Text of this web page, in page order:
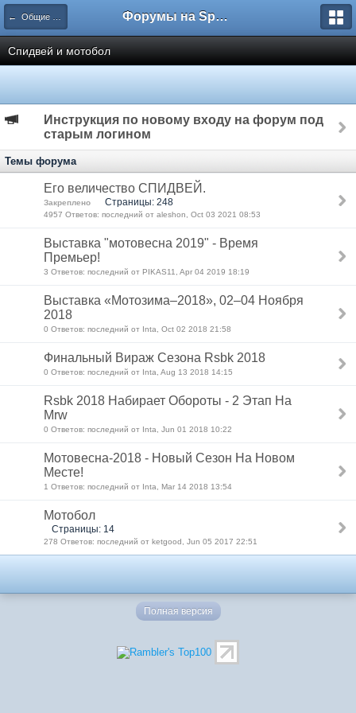
← Общие спортивные форумы Форумы на Sportbox.ru
Спидвей и мотобол
Инструкция по новому входу на форум под
старым логином
Темы форума
Его величество СПИДВЕЙ.
Закреплено Страницы: 248
4957 Ответов: последний от aleshon, Oct 03 2021 08:53
Выставка "мотовесна 2019" - Время
Премьер!
3 Ответов: последний от PIKAS11, Apr 04 2019 18:19
Выставка «Мотозима–2018», 02–04 Ноября
2018
0 Ответов: последний от Inta, Oct 02 2018 21:58
Финальный Вираж Сезона Rsbk 2018
0 Ответов: последний от Inta, Aug 13 2018 14:15
Rsbk 2018 Набирает Обороты - 2 Этап На
Mrw
0 Ответов: последний от Inta, Jun 01 2018 10:22
Мотовесна-2018 - Новый Сезон На Новом
Месте!
1 Ответов: последний от Inta, Mar 14 2018 13:54
Мотобол
Страницы: 14
278 Ответов: последний от ketgood, Jun 05 2017 22:51
Полная версия